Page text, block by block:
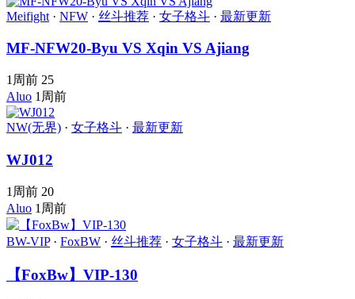
Meifight · NFW · 丝斗推荐 · 女子格斗 · 最新更新
MF-NFW20-Byu VS Xqin VS Ajiang
1周前 25
Aluo 1周前
NW(无界) · 女子格斗 · 最新更新
WJ012
1周前 20
Aluo 1周前
BW-VIP· FoxBW · 丝斗推荐 · 女子格斗 · 最新更新
【FoxBw】VIP-130